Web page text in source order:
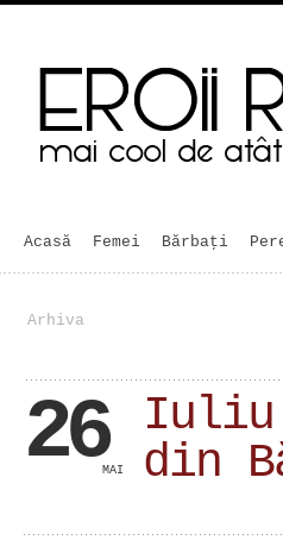
Acasă Femei Bărbaţi
Arhiva
26MAI
Iuliu
din